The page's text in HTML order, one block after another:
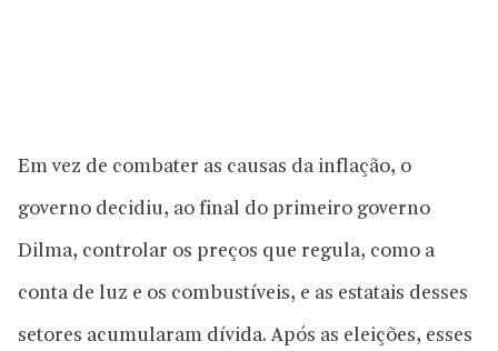
Em vez de combater as causas da inflação, o
governo decidiu, ao final do primeiro governo
Dilma, controlar os preços que regula, como a
conta de luz e os combustíveis, e as estatais desses
setores acumularam dívida. Após as eleições, esses